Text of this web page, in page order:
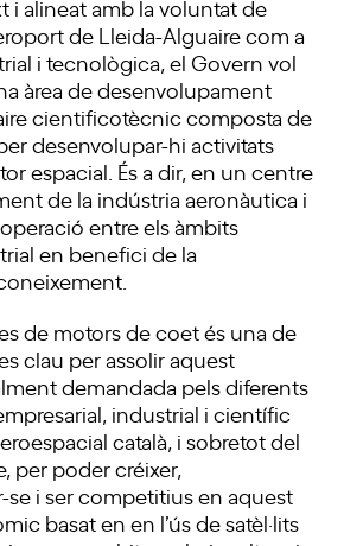
i alineat amb la voluntat de
de Lleida-Alguaire com a
i tecnològica, el Govern vol
àrea de desenvolupament
cientificotècnic composta de
desenvolupar-hi activitats
espacial. És a dir, en un centre
de la indústria aeronàutica i
entre els àmbits
en benefici de la
de motors de coet és una de
clau per assolir aquest
demandada pels diferents
industrial i científic
català, i sobretot del
per poder créixer,
se i ser competitius en aquest
basat en en l’ús de satèl·lits